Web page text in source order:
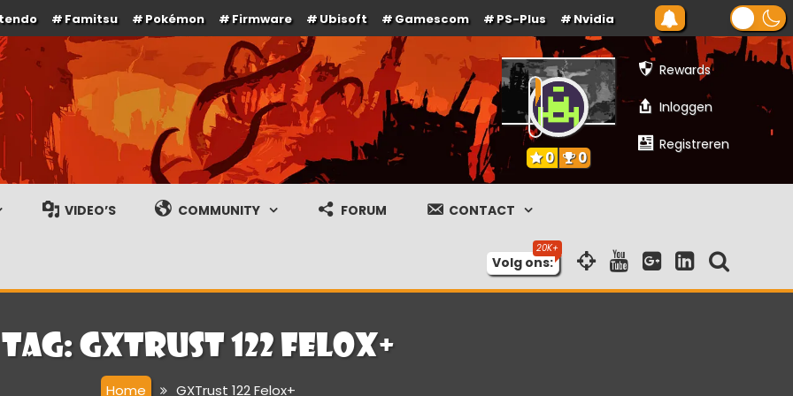
Famitsu Pokémon Firmware Ubisoft Gamescom PS-Plus Nvidia
gameplay streams
Rewards
Inloggen
Registreren
0 0
VIDEO’S COMMUNITY FORUM CONTACT
Volg ons:
Tag: GXTrust 122 Felox+
Home GXTrust 122 Felox+